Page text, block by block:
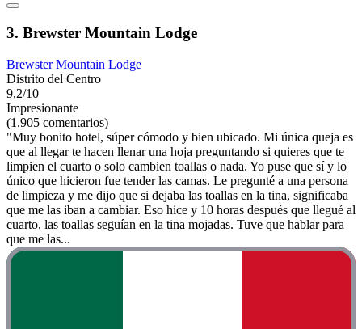
3. Brewster Mountain Lodge
Brewster Mountain Lodge
Distrito del Centro
9,2/10
Impresionante
(1.905 comentarios)
"Muy bonito hotel, súper cómodo y bien ubicado. Mi única queja es
que al llegar te hacen llenar una hoja preguntando si quieres que te
limpien el cuarto o solo cambien toallas o nada. Yo puse que sí y lo
único que hicieron fue tender las camas. Le pregunté a una persona
de limpieza y me dijo que si dejaba las toallas en la tina, significaba
que me las iban a cambiar. Eso hice y 10 horas después que llegué al
cuarto, las toallas seguían en la tina mojadas. Tuve que hablar para
que me las...